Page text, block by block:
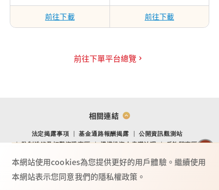
前往下載 前往下載
前往下單平台總覽
相關連結
法定揭露事項 基金通路報酬揭露
公開資訊觀測站
防制洗錢及打擊資恐專區
機構投資人盡職治理
反詐騙專區
本網站使用cookies為您提供更好的用戶體驗。繼續使用
本網站表示您同意我們的隱私權政策。